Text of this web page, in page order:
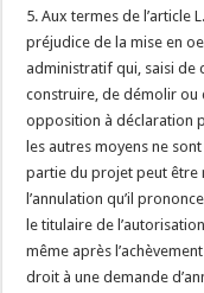
5. Aux termes de l’article
préjudice de la mise en
administratif qui, saisi de
construire, de démolir ou
opposition à déclaration
les autres moyens ne
partie du projet peut être
l’annulation qu’il
le titulaire de
même après
droit à une demande